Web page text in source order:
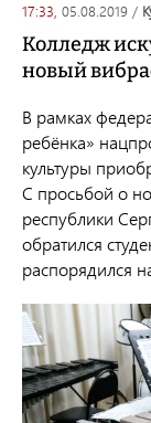
17:33, 05.08.2019 /
Колледж
новый
В рамках
ребёнка»
культуры
С просьбой о
республики
обратился
распорядился